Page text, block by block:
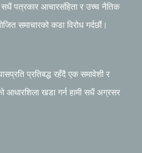
सधैं पत्रकार आचारसंहिता र उच्च नैतिक
समाचारको कडा विरोध गर्दछौं।
प्रतिबद्ध रहँदै एक समावेशी र
आधारशिला खडा गर्न हामी सधैं अग्रसर